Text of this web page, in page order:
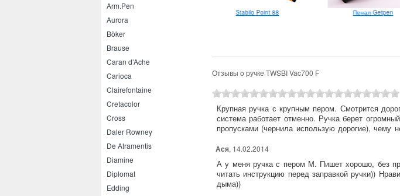
Arm.Pen
Aurora
Böker
Brause
Caran d’Ache
Carioca
Clairefontaine
Cretacolor
Cross
Daler Rowney
De Atramentis
Diamine
Diplomat
Edding
Pilot Vpen M Stabilo Point 88 Пенал Getpen
Отзывы o ручке TWSBI Vac700 F
Крупная ручка с крупным пером. Смотрится
система работает отменно. Ручка берет
пропусками (чернила использую дорогие), чему
Ася, 14.02.2014
А у меня ручка с пером М. Пишет хорошо, без
читать инструкцию перед заправкой ручки))
дыма))